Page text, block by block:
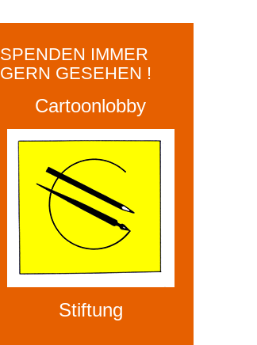
SPENDEN IMMER
GERN GESEHEN !
Cartoonlobby
Stiftung